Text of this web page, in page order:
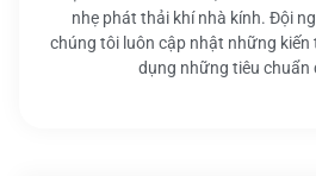
nhẹ phát thải khí nhà kính. Đội
chúng tôi luôn cập nhật những
dụng những tiêu chuẩn